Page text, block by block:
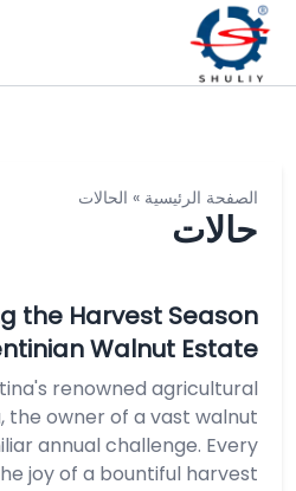
الصفحة الرئيسية » الحالات
حالات
the Harvest Season
Walnut Estate
renowned agricultural
the owner of a vast walnut
annual challenge. Every
joy of a bountiful harvest....